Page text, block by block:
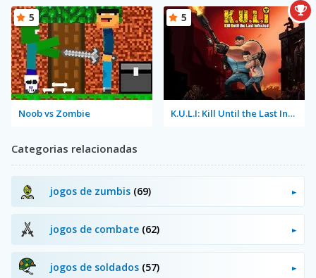
Noob vs Zombie
5
K.U.L.I: Kill Until the Last Infected
5
Categorias relacionadas
jogos de zumbis (69)
jogos de combate (62)
jogos de soldados (57)